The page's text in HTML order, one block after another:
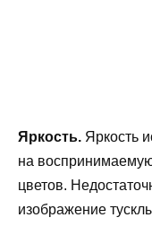
Яркость. Яркость
на
цветов.
изображение